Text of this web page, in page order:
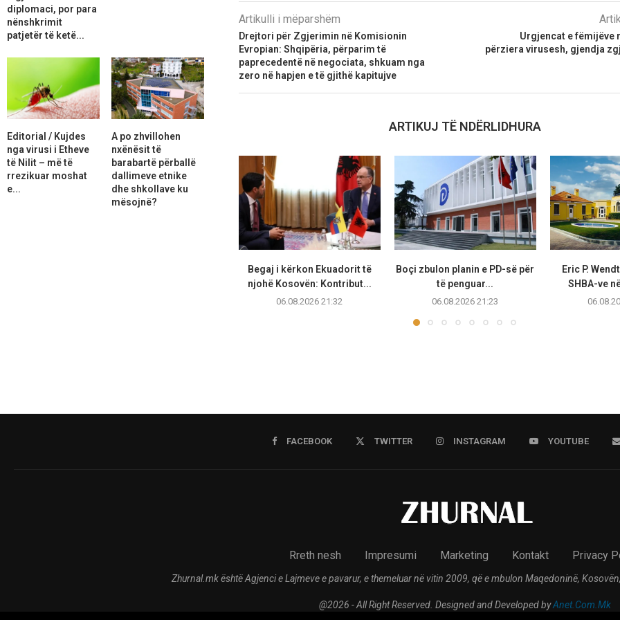
Artikulli i mëparshëm
Drejtori për Zgjerimin në Komisionin
Evropian: Shqipëria, përparim të
paprecedentë në negociata, shkuam nga
zero në hapjen e të gjithë kapitujve
Urgjencat e fëmijëve
përziera virusesh, gjendja
ARTIKUJ TË NDËRLIDHURA
Begaj i kërkon Ekuadorit të
njohë Kosovën: Kontribut...
06.08.2026 21:32
Boçi zbulon planin e PD-së për
të penguar...
06.08.2026 21:23
Eric P.
SHBA-ve
diplomaci, por para
nënshkrimit
patjetër të ketë...
Editorial / Kujdes
nga virusi i Etheve
të Nilit – më të
rrezikuar moshat
e...
A po zhvillohen
nxënësit të
barabartë përballë
dallimeve etnike
dhe shkollave ku
mësojnë?
FACEBOOK TWITTER INSTAGRAM YOUTUBE
Rreth nesh Impresumi Marketing Kontakt Privacy
Zhurnal.mk është Agjenci e Lajmeve e pavarur, e themeluar në vitin 2009, që e mbulon Maqedoninë,
@2026 - All Right Reserved. Designed and Developed byAnet.Com.Mk